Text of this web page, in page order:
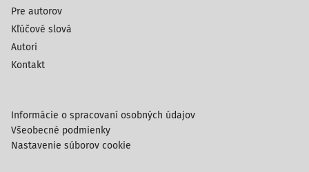
Pre autorov
Kľúčové slová
Autori
Kontakt
Informácie o spracovaní osobných údajov
Všeobecné podmienky
Nastavenie súborov cookie